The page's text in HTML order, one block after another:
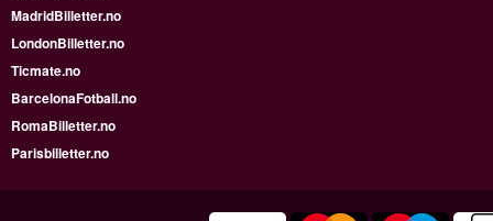
MadridBilletter.no
LondonBilletter.no
Ticmate.no
BarcelonaFotball.no
RomaBilletter.no
Parisbilletter.no